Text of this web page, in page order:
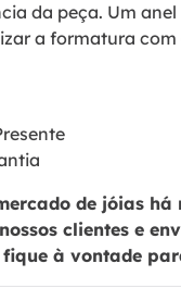
da peça. Um
a formatura
de jóias há
clientes e
à vontade